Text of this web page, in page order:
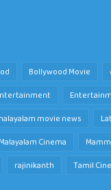
Bollywood Movie
movie news
Malayalam Cinema
rajinikanth Tamil